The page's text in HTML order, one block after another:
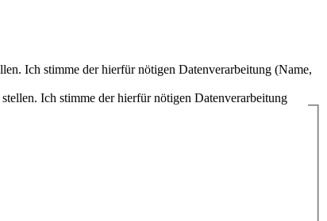
Ich stimme der hierfür nötigen Datenverarbeitung (Name,
Ich stimme der hierfür nötigen Datenverarbeitung